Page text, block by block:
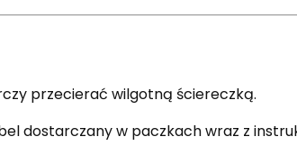
przecierać wilgotną ściereczką.
dostarczany w paczkach wraz z